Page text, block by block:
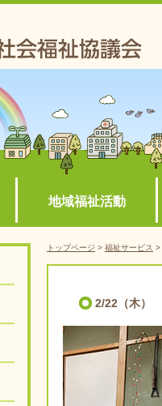
地域福祉活動
トップページ > 福祉サービス >
2/22（木）